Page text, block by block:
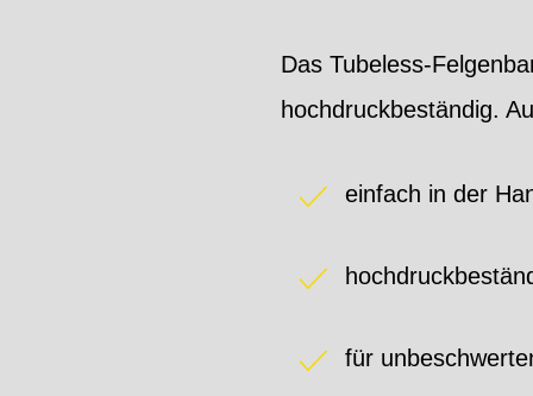
Das Tubeless-
hochdruckbeständig.
einfach in der
für